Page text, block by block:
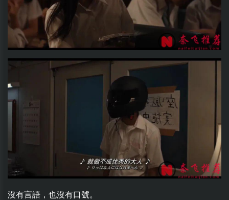
沒有言語，也沒有口號。